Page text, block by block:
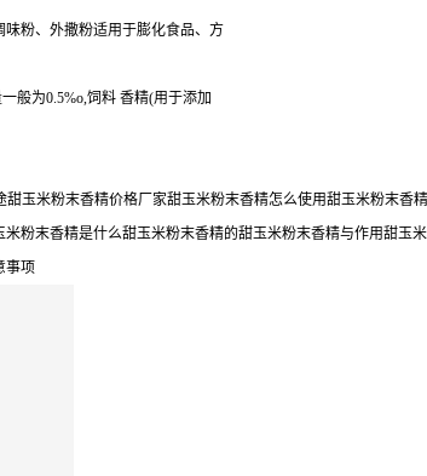
粉、外撒粉适用于膨化食品、方
般为0.5%o,饲料 香精(用于添加
玉米粉末香精价格厂家甜玉米粉末香精怎么使用甜玉米粉末
粉末香精是什么甜玉米粉末香精的甜玉米粉末香精与作用甜
事项